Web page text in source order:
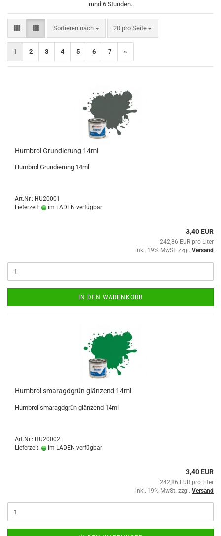
rund 6 Stunden.
Sortieren nach
Sortieren nach 20 pro Seite
pro Seite
1 2 3 4 5 6 7 »
Humbrol Grundierung 14ml
Humbrol Grundierung 14ml
Art.Nr.: HU20001
Lieferzeit:
im LADEN verfügbar
3,40 EUR
242,86 EUR pro Liter
inkl. 19% MwSt. zzgl. Versand
IN DEN WARENKORB
Humbrol smaragdgrün glänzend 14ml
Humbrol smaragdgrün glänzend 14ml
Art.Nr.: HU20002
Lieferzeit:
im LADEN verfügbar
3,40 EUR
242,86 EUR pro Liter
inkl. 19% MwSt. zzgl. Versand